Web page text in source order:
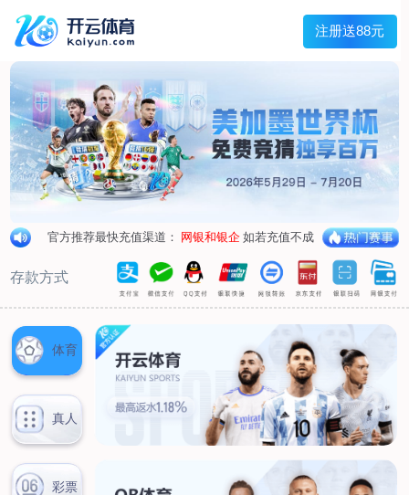
Menu
网站首页
关于我们
产品中心
荣誉资质
厂区设备
人才招聘
新闻中心
销售网点